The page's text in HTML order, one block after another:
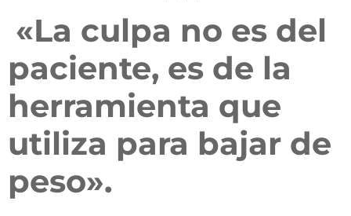
«La culpa no es del
paciente, es de la
herramienta que
utiliza para bajar de
peso».